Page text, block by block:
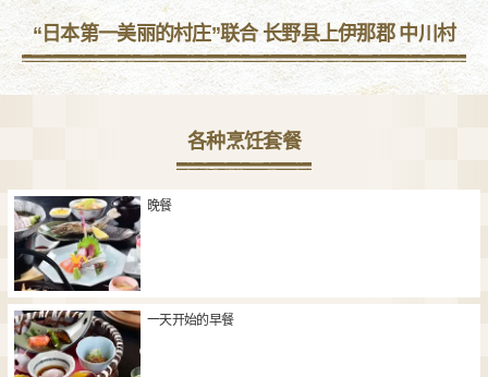
“日本第一美丽的村庄”联合 长野县上伊那郡 中川村
各种烹饪套餐
晚餐
一天开始的早餐